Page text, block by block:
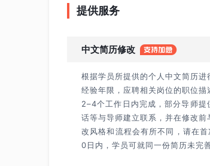
提供服务
中文简历修改
根据学员所提供的个人中文简历
经验年限，应聘相关岗位的职位
2–4个工作日内完成，部分导师
话等与导师建立联系，并在修改
改风格和流程会有所不同，请在
0日内，学员可就同一份简历未完